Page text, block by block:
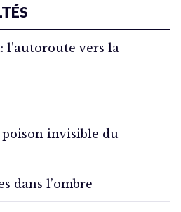
l’autoroute vers la
invisible du
dans l’ombre